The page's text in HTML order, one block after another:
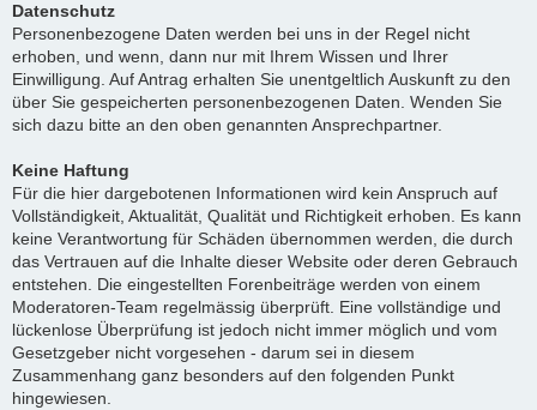
Datenschutz
Personenbezogene Daten werden bei uns in der Regel nicht
erhoben, und wenn, dann nur mit Ihrem Wissen und Ihrer
Einwilligung. Auf Antrag erhalten Sie unentgeltlich Auskunft zu den
über Sie gespeicherten personenbezogenen Daten. Wenden Sie
sich dazu bitte an den oben genannten Ansprechpartner.
Keine Haftung
Für die hier dargebotenen Informationen wird kein Anspruch auf
Vollständigkeit, Aktualität, Qualität und Richtigkeit erhoben. Es kann
keine Verantwortung für Schäden übernommen werden, die durch
das Vertrauen auf die Inhalte dieser Website oder deren Gebrauch
entstehen. Die eingestellten Forenbeiträge werden von einem
Moderatoren-Team regelmässig überprüft. Eine vollständige und
lückenlose Überprüfung ist jedoch nicht immer möglich und vom
Gesetzgeber nicht vorgesehen - darum sei in diesem
Zusammenhang ganz besonders auf den folgenden Punkt
hingewiesen.